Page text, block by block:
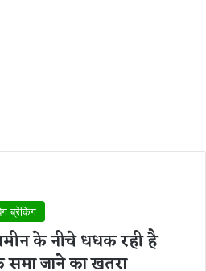
ब्रेकिंग
के नीचे धधक रही है
जाने का खतरा